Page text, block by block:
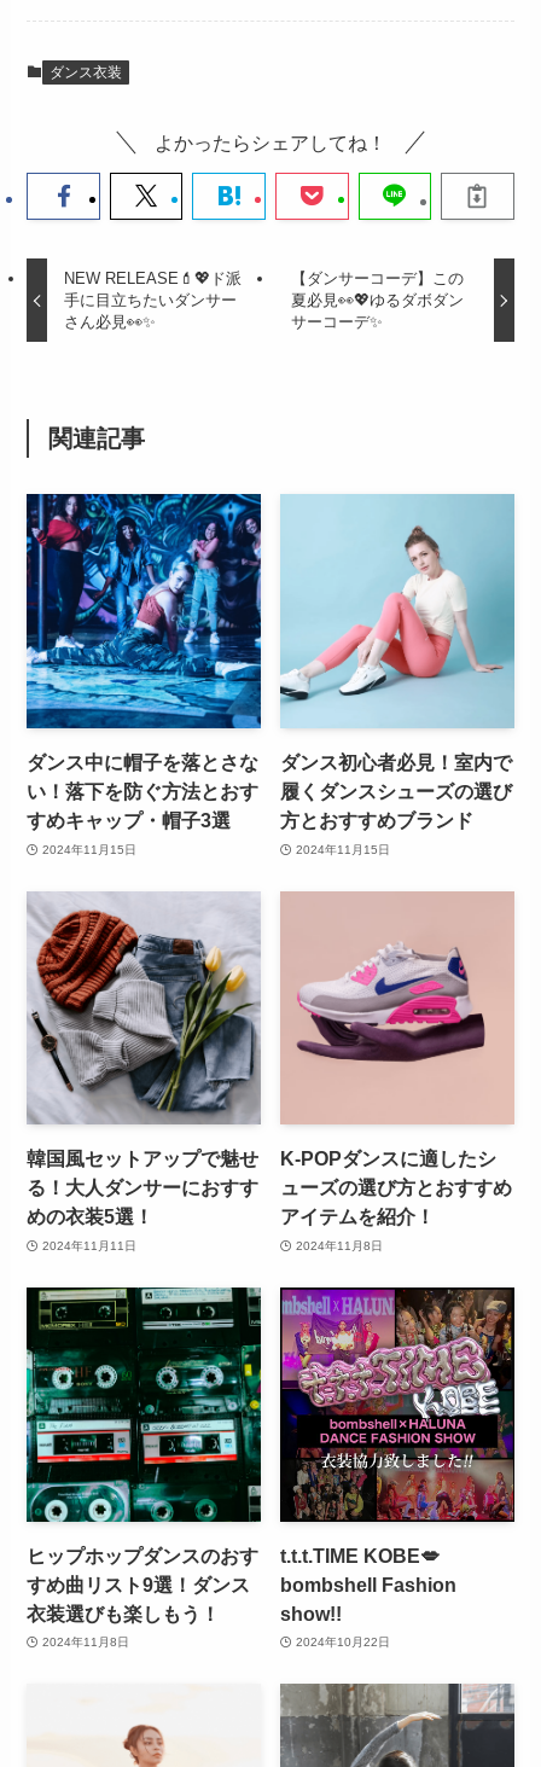
ダンス衣装
よかったらシェアしてね！
NEW RELEASE💄💖ド派
手に目立ちたいダンサー
さん必見👀✨
【ダンサーコーデ】この
夏必見👀💖ゆるダボダン
サーコーデ✨
関連記事
ダンス中に帽子を落とさな
い！落下を防ぐ方法とおす
すめキャップ・帽子3選
2024年11月15日
ダンス初心者必見！室内で
履くダンスシューズの選び
方とおすすめブランド
2024年11月15日
韓国風セットアップで魅せ
る！大人ダンサーにおすす
めの衣装5選！
2024年11月11日
K-POPダンスに適したシ
ューズの選び方とおすすめ
アイテムを紹介！
2024年11月8日
ヒップホップダンスのおす
すめ曲リスト9選！ダンス
衣装選びも楽しもう！
2024年11月8日
t.t.t.TIME KOBE💋
bombshell Fashion
show!!
2024年10月22日